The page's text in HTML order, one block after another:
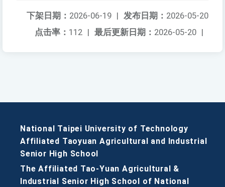
发布日期： 2026-05-20
下架日期： 2026-06-19 |
最后更新日期： 2026-05-20 |
点击率： 112 |
National Taipei University of Technology
Affiliated Taoyuan Agricultural and Industrial
Senior High School
The Affiliated Tao-Yuan Agricultural &
Industrial Senior High School of National